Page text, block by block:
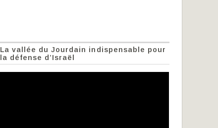
La vallée du Jourdain indispensable pour
la défense d’Israël